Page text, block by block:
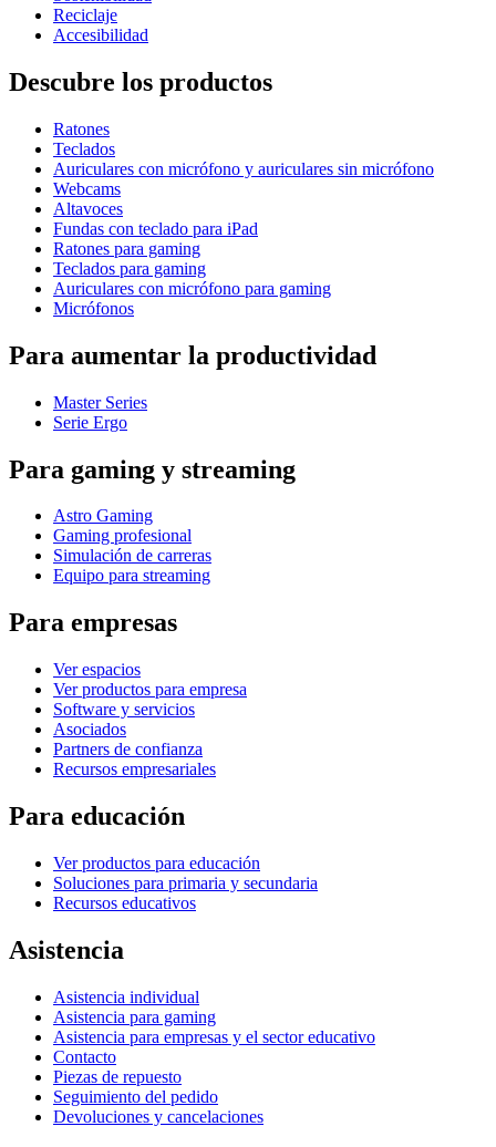
Reciclaje
Accesibilidad
Descubre los productos
Ratones
Teclados
Auriculares con micrófono y auriculares sin micrófono
Webcams
Altavoces
Fundas con teclado para iPad
Ratones para gaming
Teclados para gaming
Auriculares con micrófono para gaming
Micrófonos
Para aumentar la productividad
Master Series
Serie Ergo
Para gaming y streaming
Astro Gaming
Gaming profesional
Simulación de carreras
Equipo para streaming
Para empresas
Ver espacios
Ver productos para empresa
Software y servicios
Asociados
Partners de confianza
Recursos empresariales
Para educación
Ver productos para educación
Soluciones para primaria y secundaria
Recursos educativos
Asistencia
Asistencia individual
Asistencia para gaming
Asistencia para empresas y el sector educativo
Contacto
Piezas de repuesto
Seguimiento del pedido
Devoluciones y cancelaciones